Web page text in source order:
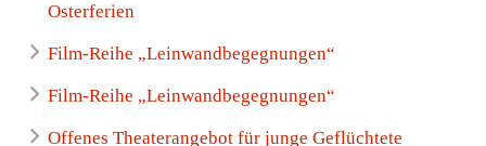
Osterferien
Film-Reihe „Leinwandbegegnungen“
Film-Reihe „Leinwandbegegnungen“
Offenes Theaterangebot für junge Geflüchtete